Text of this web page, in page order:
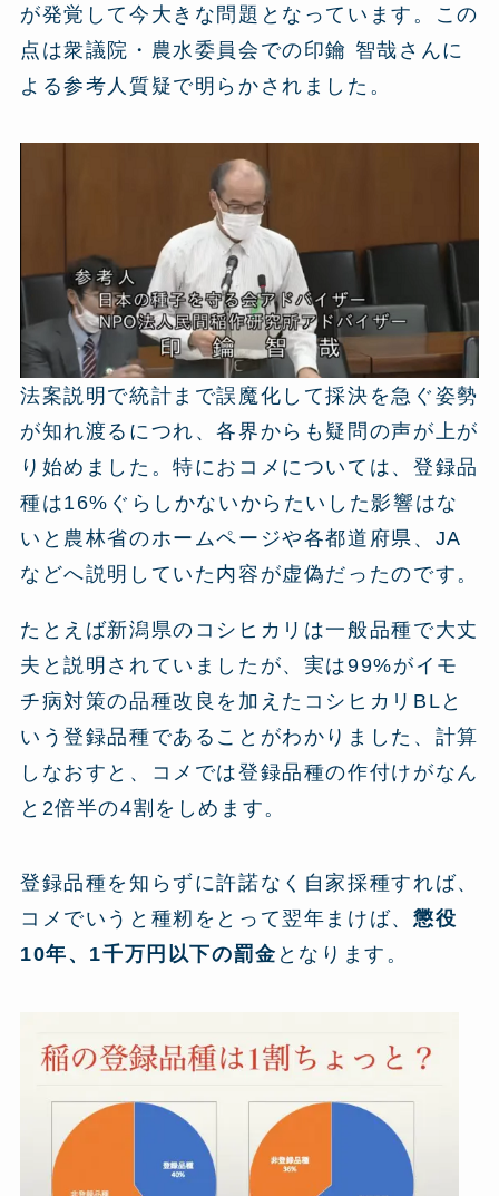
が発覚して今大きな問題となっています。この
点は衆議院・農水委員会での印鑰 智哉さんに
よる参考人質疑で明らかされました。
法案説明で統計まで誤魔化して採決を急ぐ姿勢
が知れ渡るにつれ、各界からも疑問の声が上が
り始めました。特におコメについては、登録品
種は16%ぐらしかないからたいした影響はな
いと農林省のホームページや各都道府県、JA
などへ説明していた内容が虚偽だったのです。
たとえば新潟県のコシヒカリは一般品種で大丈
夫と説明されていましたが、実は99%がイモ
チ病対策の品種改良を加えたコシヒカリBLと
いう登録品種であることがわかりました、計算
しなおすと、コメでは登録品種の作付けがなん
と2倍半の4割をしめます。
登録品種を知らずに許諾なく自家採種すれば、
コメでいうと種籾をとって翌年まけば、 懲役
10年、1千万円以下の罰金 となります。